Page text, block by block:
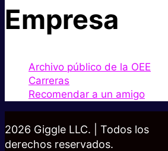
Empresa
Archivo público de la OEE
Carreras
Recomendar a un amigo
2026 Giggle LLC. | Todos los
derechos reservados.